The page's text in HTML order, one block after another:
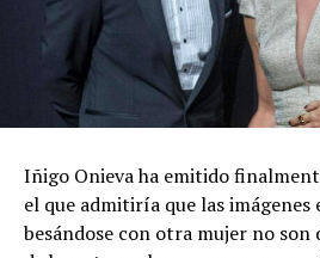
Iñigo Onieva ha emitido
el que admitiría que las imágenes
besándose con otra mujer no son